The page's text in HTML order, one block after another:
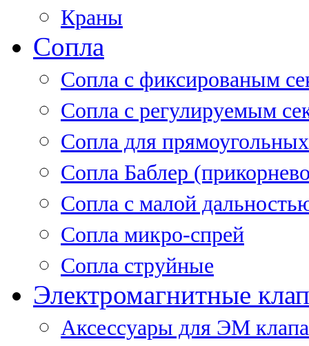
Краны
Сопла
Cопла с фиксированым
Сопла с регулируемым
Сопла для
Сопла Баблер
Сопла с малой
Сопла микро-спрей
Сопла струйные
Электромагнитные
Аксессуары для ЭМ